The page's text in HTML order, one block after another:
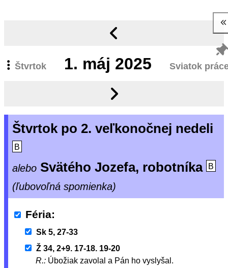
Štvrtok 1. máj 2025 Sviatok
Štvrtok po 2. veľkonočnej nedeli
B
alebo Svätého Jozefa, robotníka B
(ľubovoľná spomienka)
Féria
Sk 5, 27-33
Ž 34, 2+9. 17-18. 19-20
R.: Úbožiak zavolal a Pán ho vyslyšal.